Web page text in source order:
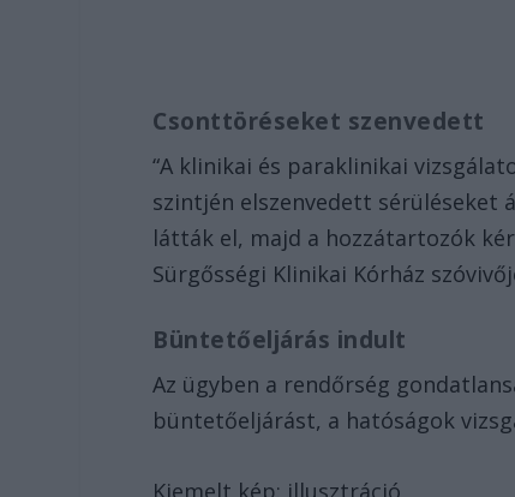
Csonttöréseket szenvedett
“A klinikai és paraklinikai
szintjén elszenvedett sérüléseket
látták el, majd a hozzátartozók
Sürgősségi Klinikai Kórház
Büntetőeljárás indult
Az ügyben a rendőrség
büntetőeljárást, a hatóságok
Kiemelt kép: illusztráció